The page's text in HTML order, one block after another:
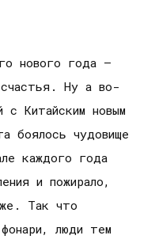
нового года —
Ну а во-
с Китайским новым
боялось чудовище
каждого года
и пожирало,
Так что
люди тем